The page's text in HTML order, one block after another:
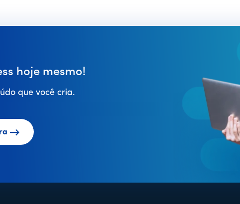
hoje mesmo!
que você cria.